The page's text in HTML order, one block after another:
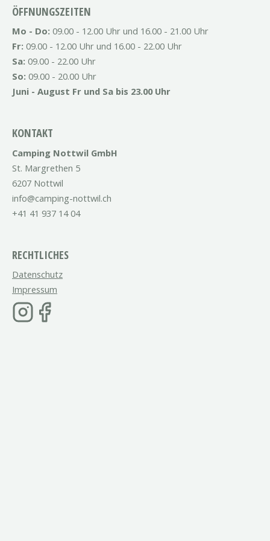
ÖFFNUNGSZEITEN
Mo - Do: 09.00 - 12.00 Uhr und 16.00 - 21.00 Uhr
Fr: 09.00 - 12.00 Uhr und 16.00 - 22.00 Uhr
Sa: 09.00 - 22.00 Uhr
So: 09.00 - 20.00 Uhr
Juni - August Fr und Sa bis 23.00 Uhr
KONTAKT
Camping Nottwil GmbH
St. Margrethen 5
6207 Nottwil
info@camping-nottwil.ch
+41 41 937 14 04
RECHTLICHES
Datenschutz
Impressum